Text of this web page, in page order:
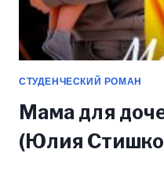
СТУДЕНЧЕСКИЙ РОМАН
Мама для
(Юлия